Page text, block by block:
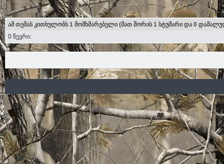
ამ თემას კითხულობს 1 მომხმარებელი (მათ შორის 1 სტუმარი და 0
0 წევრი: